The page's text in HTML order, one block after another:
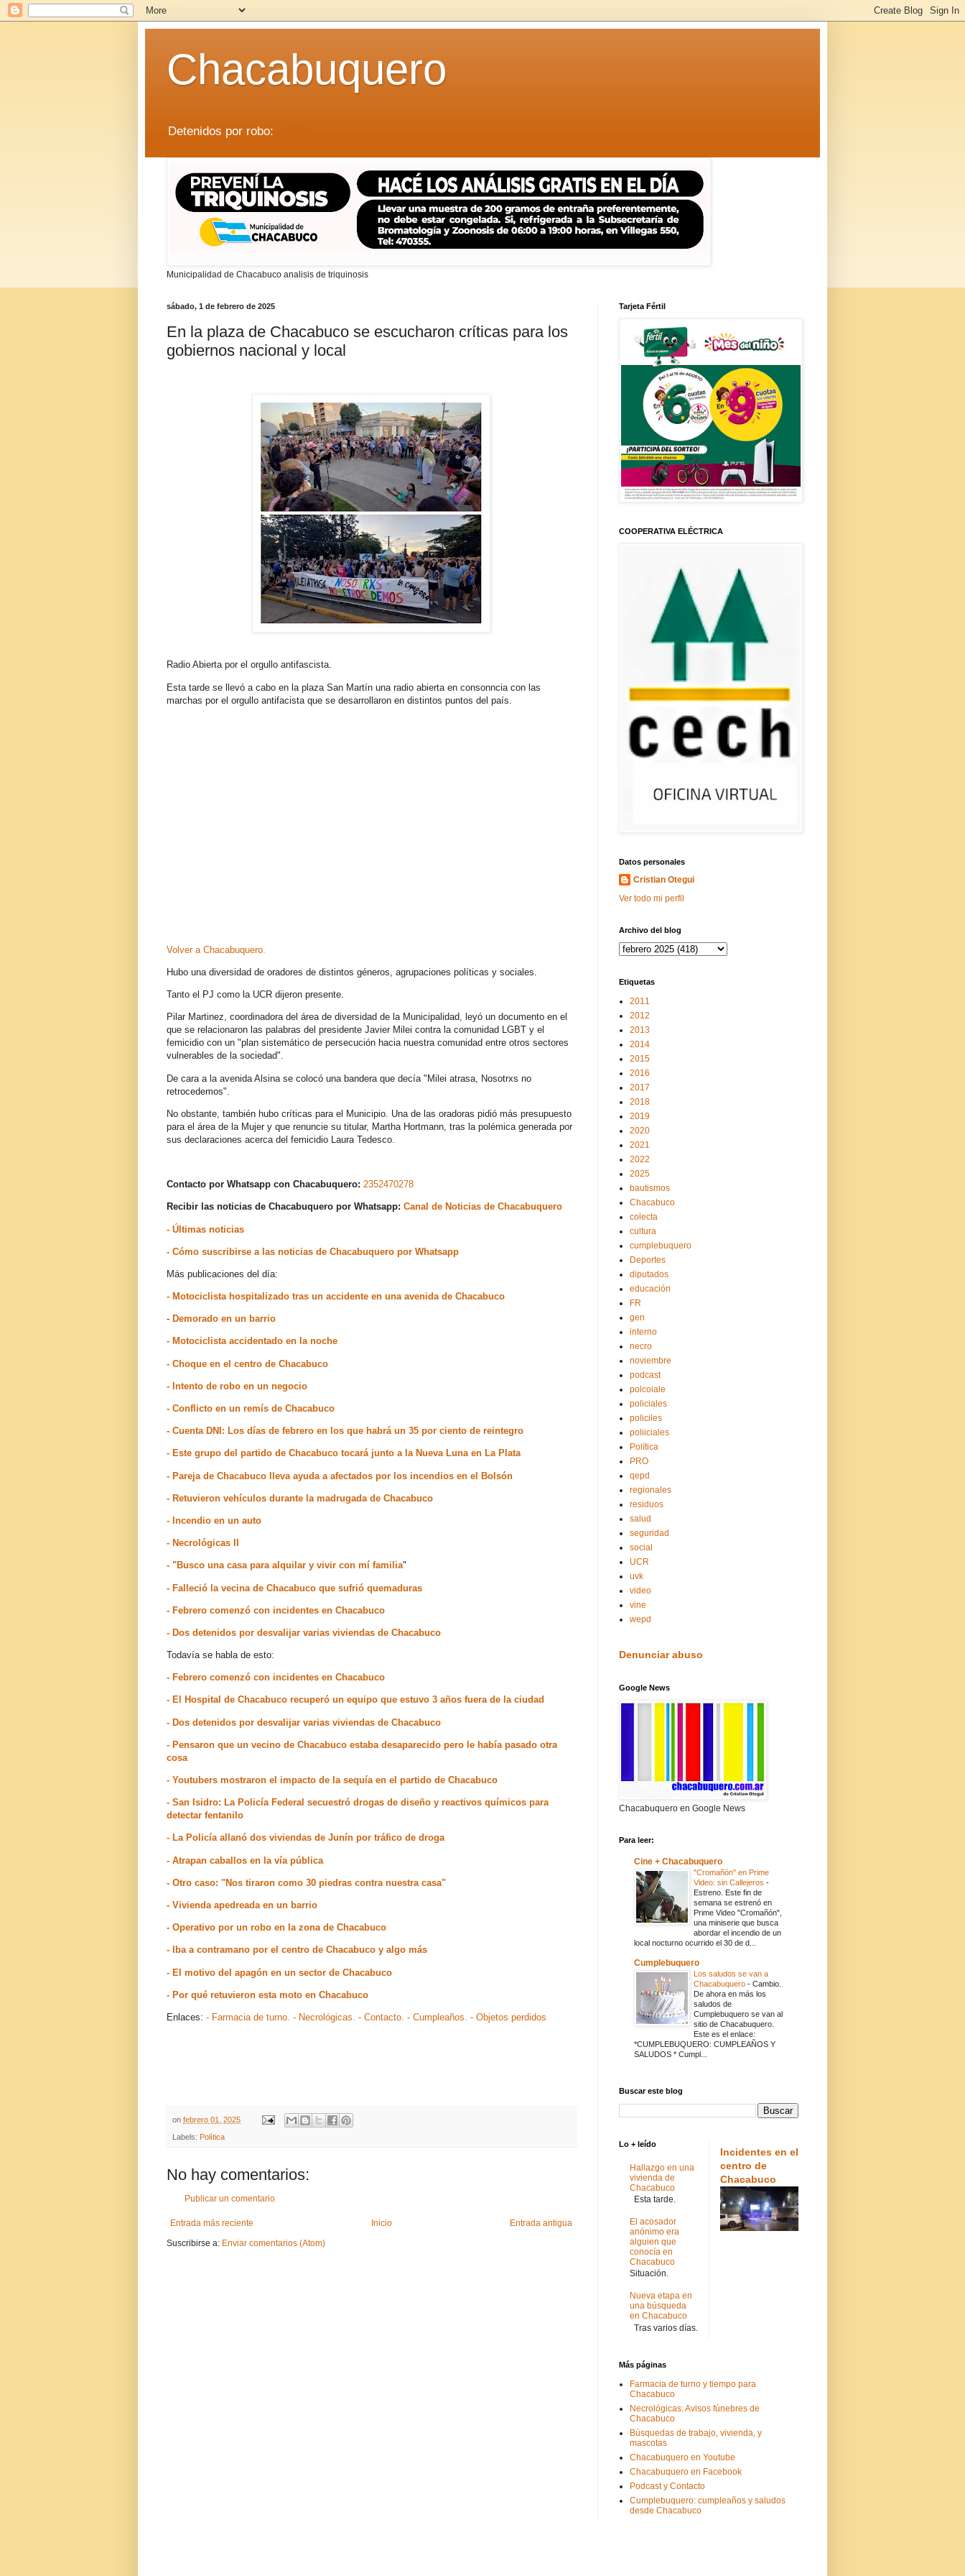
Chacabuquero
Detenidos por robo:
Municipalidad de Chacabuco analisis de triquinosis
sábado, 1 de febrero de 2025
En la plaza de Chacabuco se escucharon críticas para los
gobiernos nacional y local
Radio Abierta por el orgullo antifascista.
Esta tarde se llevó a cabo en la plaza San Martín una radio abierta en consonncia con las
marchas por el orgullo antifacista que se desarrollaron en distintos puntos del país.
Volver a Chacabuquero.
Hubo una diversidad de oradores de distintos géneros, agrupaciones políticas y sociales.
Tanto el PJ como la UCR dijeron presente.
Pilar Martinez, coordinadora del área de diversidad de la Municipalidad, leyó un documento en el
que se relacionaron las palabras del presidente Javier Milei contra la comunidad LGBT y el
femicidio con un "plan sistemático de persecución hacia nuestra comunidad entre otros sectores
vulnerables de la sociedad".
De cara a la avenida Alsina se colocó una bandera que decía "Milei atrasa, Nosotrxs no
retrocedemos".
No obstante, también hubo críticas para el Municipio. Una de las oradoras pidió más presupuesto
para el área de la Mujer y que renuncie su titular, Martha Hortmann, tras la polémica generada por
sus declaraciones acerca del femicidio Laura Tedesco.
Contacto por Whatsapp con Chacabuquero: 2352470278
Recibir las noticias de Chacabuquero por Whatsapp: Canal de Noticias de Chacabuquero
- Últimas noticias
- Cómo suscribirse a las noticias de Chacabuquero por Whatsapp
Más publicaciones del día:
- Motociclista hospitalizado tras un accidente en una avenida de Chacabuco
- Demorado en un barrio
- Motociclista accidentado en la noche
- Choque en el centro de Chacabuco
- Intento de robo en un negocio
- Conflicto en un remís de Chacabuco
- Cuenta DNI: Los días de febrero en los que habrá un 35 por ciento de reintegro
- Este grupo del partido de Chacabuco tocará junto a la Nueva Luna en La Plata
- Pareja de Chacabuco lleva ayuda a afectados por los incendios en el Bolsón
- Retuvieron vehículos durante la madrugada de Chacabuco
- Incendio en un auto
- Necrológicas II
- "Busco una casa para alquilar y vivir con mí familia"
- Falleció la vecina de Chacabuco que sufrió quemaduras
- Febrero comenzó con incidentes en Chacabuco
- Dos detenidos por desvalijar varias viviendas de Chacabuco
Todavía se habla de esto:
- Febrero comenzó con incidentes en Chacabuco
- El Hospital de Chacabuco recuperó un equipo que estuvo 3 años fuera de la ciudad
- Dos detenidos por desvalijar varias viviendas de Chacabuco
- Pensaron que un vecino de Chacabuco estaba desaparecido pero le había pasado otra
cosa
- Youtubers mostraron el impacto de la sequía en el partido de Chacabuco
- San Isidro: La Policía Federal secuestró drogas de diseño y reactivos químicos para
detectar fentanilo
- La Policía allanó dos viviendas de Junín por tráfico de droga
- Atrapan caballos en la vía pública
- Otro caso: "Nos tiraron como 30 piedras contra nuestra casa"
- Vivienda apedreada en un barrio
- Operativo por un robo en la zona de Chacabuco
- Iba a contramano por el centro de Chacabuco y algo más
- El motivo del apagón en un sector de Chacabuco
- Por qué retuvieron esta moto en Chacabuco
Enlaces: - Farmacia de turno. - Necrológicas. - Contacto. - Cumpleaños. - Objetos perdidos
on febrero 01, 2025
Labels: Política
No hay comentarios:
Publicar un comentario
Entrada más reciente Entrada antigua
Inicio
Suscribirse a: Enviar comentarios (Atom)
Tarjeta Fértil
COOPERATIVA ELÉCTRICA
Datos personales
Cristian Otegui
Ver todo mi perfil
Archivo del blog
Etiquetas
2011
2012
2013
2014
2015
2016
2017
2018
2019
2020
2021
2022
2025
bautismos
Chacabuco
colecta
cultura
cumplebuquero
Deportes
diputados
educación
FR
gen
interno
necro
noviembre
podcast
polcoiale
policiales
policiles
poliiciales
Política
PRO
qepd
regionales
residuos
salud
seguridad
social
UCR
uvk
video
vine
wepd
Denunciar abuso
Google News
Chacabuquero en Google News
Para leer:
Cine + Chacabuquero
"Cromañón" en Prime
Video: sin Callejeros -
Estreno. Este fin de
semana se estrenó en
Prime Video "Cromañón",
una miniserie que busca
abordar el incendio de un
local nocturno ocurrido el 30 de d...
Cumplebuquero
Los saludos se van a
Chacabuquero - Cambio.
De ahora en más los
saludos de
Cumplebuquero se van al
sitio de Chacabuquero.
Este es el enlace:
*CUMPLEBUQUERO: CUMPLEAÑOS Y
SALUDOS * Cumpl...
Buscar este blog
Lo + leído
Hallazgo en una
vivienda de
Chacabuco
Esta tarde.
El acosador
anónimo era
alguien que
conocía en
Chacabuco
Situación.
Nueva etapa en
una búsqueda
en Chacabuco
Tras varios días.
Incidentes en el
centro de
Chacabuco
Más páginas
Farmacia de turno y tiempo para
Chacabuco
Necrológicas: Avisos fúnebres de
Chacabuco
Búsquedas de trabajo, vivienda, y
mascotas
Chacabuquero en Youtube
Chacabuquero en Facebook
Podcast y Contacto
Cumplebuquero: cumpleaños y saludos
desde Chacabuco